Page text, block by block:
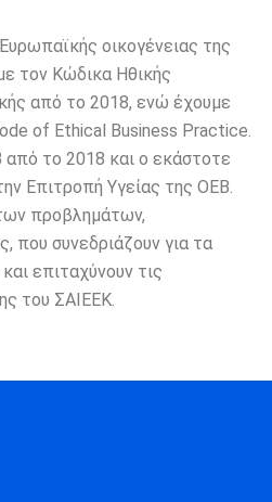
οικογένειας της
τον Κώδικα Ηθικής
από το 2018, ενώ έχουμε
of Ethical Business Practice.
το 2018 και ο εκάστοτε
Επιτροπή Υγείας της ΟΕΒ.
προβλημάτων,
που συνεδριάζουν για τα
επιταχύνουν τις
του ΣΑΙΕΕΚ.